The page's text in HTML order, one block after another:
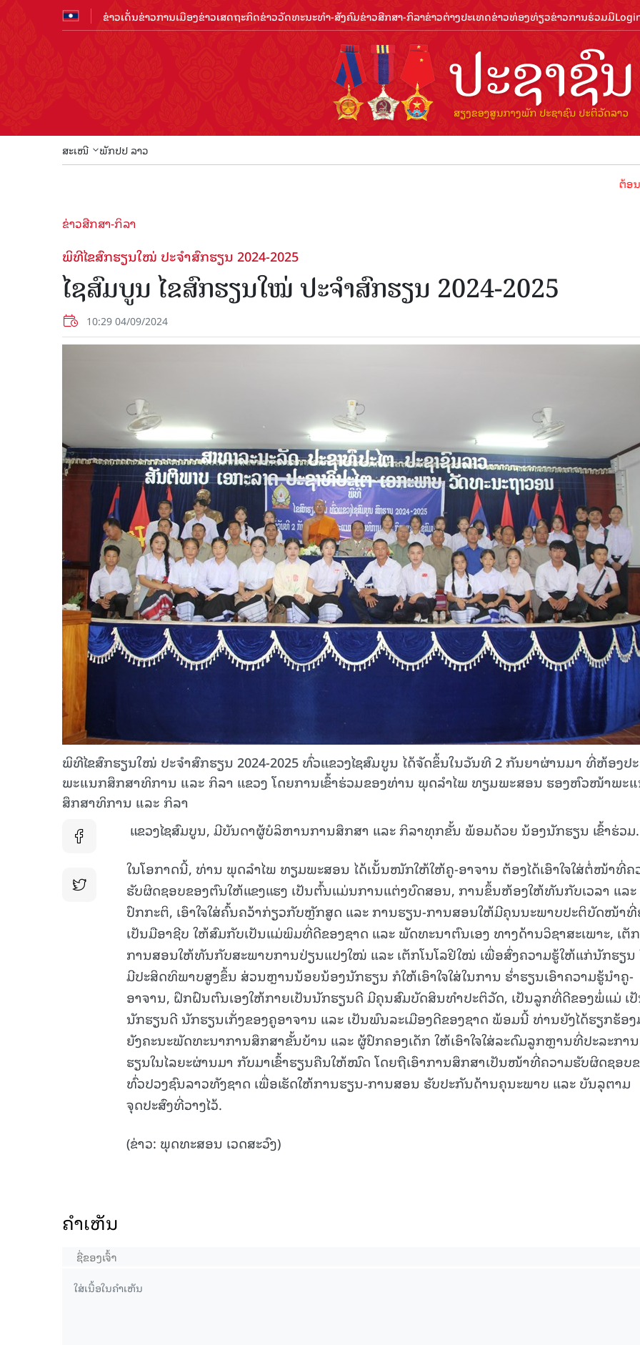
ຂ່າວເດັ່ນຂ່າວການເມືອງຂ່າວເສດຖະກິດຂ່າວວັດທະນະທຳ-ສັງຄົມຂ່າວສືກສາ-ກິລາຂ່າວຕ່າງປະເທດຂ່າວທ່ອງທ່ຽວຂ່າວການຮ່ວມມື
ສະເໜີ ພັກປປ ລາວ
ຕ້ອນຮັບປີທ່
ຂ່າວສືກສາ-ກິລາ
ພິທີໄຂສົກຮຽນໃໝ່ ປະຈຳສົກຮຽນ 2024-2025
ໄຊສົມບູນ ໄຂສົກຮຽນໃໝ່ ປະຈຳສົກຮຽນ 2024-2025
10:29 04/09/2024
ພິທີໄຂສົກຮຽນໃໝ່ ປະຈຳສົກຮຽນ 2024-2025 ທົ່ວແຂວງໄຊສົມບູນ ໄດ້ຈັດຂຶ້ນໃນວັນທີ 2 ກັນຍາຜ່ານມາ ທີ່ຫ້ອງປ
ພະແນກສຶກສາທິການ ແລະ ກິລາ ແຂວງ ໂດຍການເຂົ້າຮ່ວມຂອງທ່ານ ພຸດລໍາໄພ ທຽມພະສອນ ຮອງຫົວໜ້າພະ
ສຶກສາທິການ ແລະ ກິລາ
ແຂວງໄຊສົມບູນ, ມີບັນດາຜູ້ບໍລິຫານການສຶກສາ ແລະ ກິລາທຸກຂັ້ນ ພ້ອມດ້ວຍ ນ້ອງນັກຮຽນ ເຂົ້າຮ່ວມ.
ໃນໂອກາດນີ້, ທ່ານ ພຸດລໍາໄພ ທຽມພະສອນ ໄດ້ເນັ້ນໜັກໃຫ້ໃຫ້ຄູ-ອາຈານ ຕ້ອງໄດ້ເອົາໃຈໃສ່ຕໍ່ໜ້າທີ່ຄ
ຮັບຜິດຊອບຂອງຕົນໃຫ້ແຂງແຮງ ເປັນຕົ້ນແມ່ນການແຕ່ງບົດສອນ, ການຂຶ້ນຫ້ອງໃຫ້ທັນກັບເວລາ ແລະ
ປົກກະຕິ, ເອົາໃຈໃສ່ຄົ້ນຄວ້າກ່ຽວກັບຫຼັກສູດ ແລະ ການຮຽນ-ການສອນໃຫ້ມີຄຸນນະພາບປະຕິບັດໜ້າທີ່
ເປັນມືອາຊີບ ໃຫ້ສົມກັບເປັນແມ່ພິມທີ່ດີຂອງຊາດ ແລະ ພັດທະນາຕົນເອງ ທາງດ້ານວິຊາສະເພາະ, ເຕັ
ການສອນໃຫ້ທັນກັບສະພາບການປ່ຽນແປງໃໝ່ ແລະ ເຕັກໂນໂລຢີໃໝ່ ເພື່ອສົ່ງຄວາມຮູ້ໃຫ້ແກ່ນັກຮຽນ
ມີປະສິດທິພາບສູງຂຶ້ນ ສ່ວນຫຼານນ້ອຍນ້ອງນັກຮຽນ ກໍໃຫ້ເອົາໃຈໃສ່ໃນການ ຮໍ່າຮຽນເອົາຄວາມຮູ້ນໍາຄູ-
ອາຈານ, ຝຶກຝົນຕົນເອງໃຫ້ກາຍເປັນນັກຮຽນດີ ມີຄຸນສົມບັດສິນທໍາປະຕິວັດ, ເປັນລູກທີ່ດີຂອງພໍ່ແມ່ ເ
ນັກຮຽນດີ ນັກຮຽນເກັ່ງຂອງຄູອາຈານ ແລະ ເປັນພົນລະເມືອງດີຂອງຊາດ ພ້ອມນີ້ ທ່ານຍັງໄດ້ຮຽກຮ້ອງ
ຍັງຄະນະພັດທະນາການສຶກສາຂັ້ນບ້ານ ແລະ ຜູ້ປົກຄອງເດັກ ໃຫ້ເອົາໃຈໃສ່ລະດົມລູກຫຼານທີ່ປະລະການ
ຮຽນໃນໄລຍະຜ່ານມາ ກັບມາເຂົ້າຮຽນຄືນໃຫ້ໝົດ ໂດຍຖືເອົາການສຶກສາເປັນໜ້າທີ່ຄວາມຮັບຜິດຊອບ
ທົ່ວປວງຊົນລາວທັງຊາດ ເພື່ອເຮັດໃຫ້ການຮຽນ-ການສອນ ຮັບປະກັນດ້ານຄຸນະພາບ ແລະ ບັນລຸຕາມ
ຈຸດປະສົງທີ່ວາງໄວ້.
(ຂ່າວ: ພຸດທະສອນ ເວດສະວົງ)
ຄໍາເຫັນ
15.040(07-08-